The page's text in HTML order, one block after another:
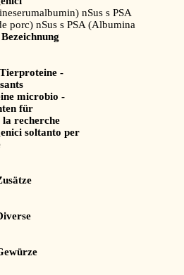
nSus s PSA
porc) nSus s PSA (Albumina
-
microbio -
für
recherche
soltanto per